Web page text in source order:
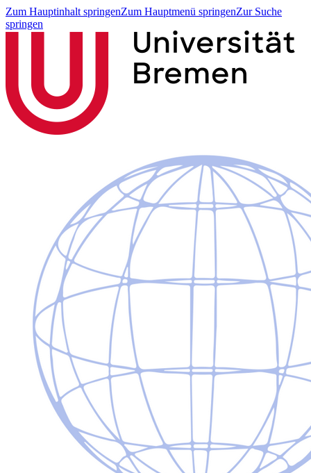
Zum Hauptinhalt springenZum Hauptmenü springenZur Suche
springen